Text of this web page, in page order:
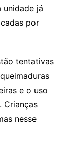
unidade já
por
tentativas
e o uso
Crianças
nesse